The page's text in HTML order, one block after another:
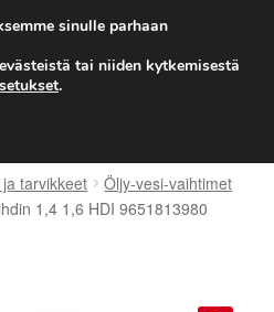
alkaen 7 EUR
tarvikkeet
Öljy-vesi-vaihtimet
1,4 1,6 HDI 9651813980
sinulle parhaan
tai niiden kytkemisestä
.